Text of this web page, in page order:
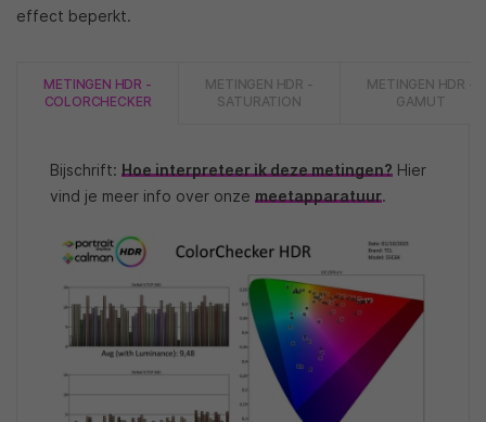
effect beperkt.
METINGEN HDR -
COLORCHECKER
METINGEN HDR -
SATURATION
METINGEN HDR -
GAMUT
Bijschrift: Hoe interpreteer ik deze metingen? Hier
vind je meer info over onze meetapparatuur.